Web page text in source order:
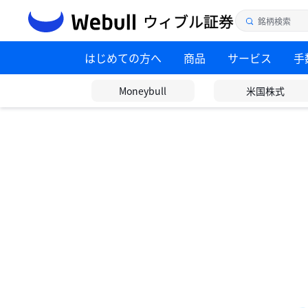
はじめての方へ 商品 サービス 手
Moneybull 米国株式